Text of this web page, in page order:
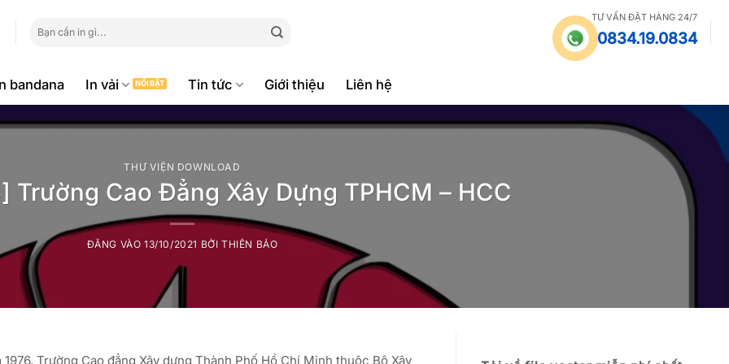
kiếm:
TƯ VẤN ĐẶT HÀNG 24/7
0834.19.0834
bandana In vải Tin tức Giới thiệu Liên hệ
THƯ VIỆN DOWNLOAD
Trường Cao Đẳng Xây Dựng TPHCM – HCC
ĐĂNG VÀO 13/10/2021 BỞITHIÊN BẢO
Trường Cao đẳng Xây dựng Thành Phố Hồ Chí Minh thuộc Bộ Xây